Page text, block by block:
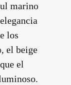
marino
los
el beige
el